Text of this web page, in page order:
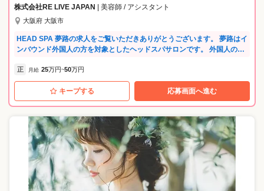
株式会社RE LIVE JAPAN | 美容師 / アシスタント
大阪府 大阪市
HEAD SPA 夢路の求人をご覧いただきありがとうございます。 夢路はイ
ンバウンド外国人の方を対象としたヘッドスパサロンです。 外国人のお
これからは更に外国のお客様が日本に増えてくる環境となってきます。
英語が話せるか話せないではなく、外国の方とのコミュニケーションに
慣れることは これからのキャリアにも自信が持てるようになります☆ 是
非、私たちと一緒に新たな挑戦の一歩を踏み出しましょう!! 《未経験O
経験者、それぞれの能力に合わせてカリキュラムを進めていきます。 自
信を持ってお客様と向き合えるまで、しっかりサポートします!! 《月収5
0万円も目指せる高水準インテンシブ》 高単価サロンのため、1日の入客
は2名〜3名程度でしっかりとした売上を上げることが可能です。 各種手
当も充実しており、頑張った分だけ高収入を実現できます。 《個性的な
福利厚生が充実》 お給料以外にも充実したプライベートが過ごせる個性
的な福利厚生がいっぱい!! ・推しのライブに行きたい!!そんなときは推活
正 月給 25万円~50万円
キープする 応募画面へ進む